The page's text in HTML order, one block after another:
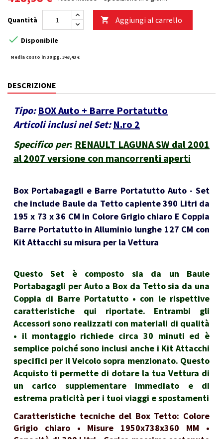
Quantità  Aggiungi al carrello
 Disponibile
Media costo in 30 gg. 343,43 €
DESCRIZIONE
Tipo: BOX Auto + Barre Portatutto
Articoli inclusi nel Set: N.ro 2
Specifico per: RENAULT LAGUNA SW dal 2001
al 2007 versione con mancorrenti aperti
Box Portabagagli e Barre Portatutto Auto - Set
che include Baule da Tetto capiente 390 Litri da
195 x 73 x 36 CM in Colore Grigio chiaro E Coppia
Barre Portatutto in Alluminio lunghe 127 CM con
Kit Attacchi su misura per la Vettura
Questo Set è composto sia da un Baule
Portabagagli per Auto a Box da Tetto sia da una
Coppia di Barre Portatutto • con le rispettive
caratteristiche qui riportate. Entrambi gli
Accessori sono realizzati con materiali di qualità
• il montaggio richiede circa 30 minuti ed è
semplice poiché sono inclusi anche i Kit Attacchi
specifici per il Veicolo sopra menzionato. Questo
Acquisto ti permette di dotare la tua Vettura di
un carico supplementare immediato e di
estrema praticità per i tuoi viaggi e spostamenti
Caratteristiche tecniche del Box Tetto: Colore
Grigio chiaro • Misure 1950x738x360 MM •